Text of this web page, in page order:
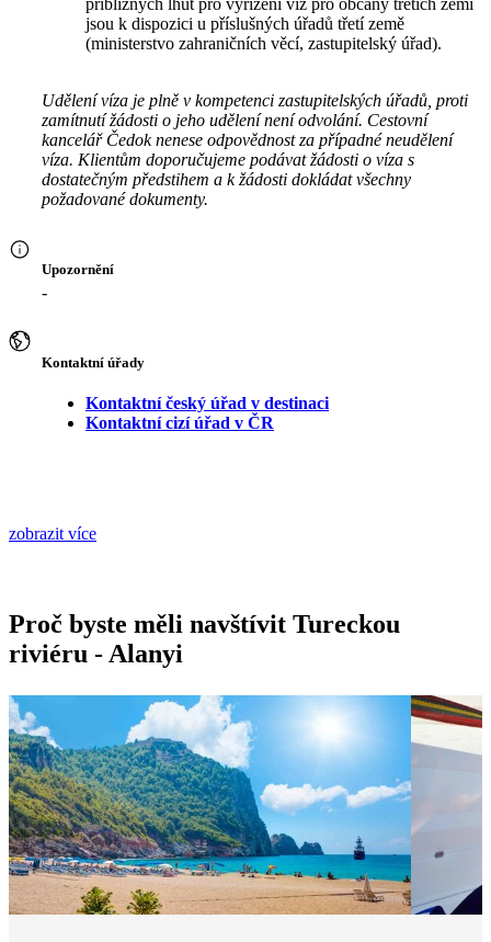
přibližných lhůt pro vyřízení víz pro občany třetích zemí
jsou k dispozici u příslušných úřadů třetí země
(ministerstvo zahraničních věcí, zastupitelský úřad).
Udělení víza je plně v kompetenci zastupitelských úřadů, proti
zamítnutí žádosti o jeho udělení není odvolání. Cestovní
kancelář Čedok nenese odpovědnost za případné neudělení
víza. Klientům doporučujeme podávat žádosti o víza s
dostatečným předstihem a k žádosti dokládat všechny
požadované dokumenty.
Upozornění
-
Kontaktní úřady
Kontaktní český úřad v destinaci
Kontaktní cizí úřad v ČR
zobrazit více
Proč byste měli navštívit Tureckou
riviéru - Alanyi